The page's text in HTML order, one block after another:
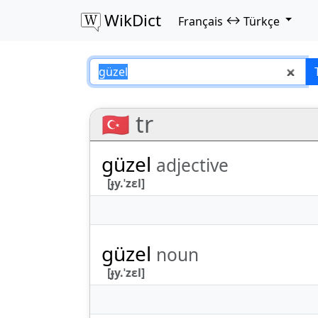
WikDict Français ↔ Türkçe
güzel –
🇹🇷 tr
güzel adjective
[ɟy.ˈzɛl]
güzel noun
[ɟy.ˈzɛl]